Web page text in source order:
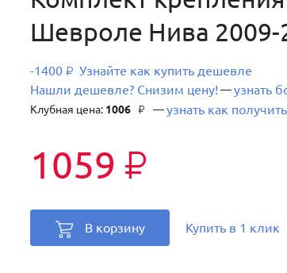
Шевроле Нива 2009-
-1400 ₽ Узнайте как купить дешевле
Нашли дешевле? Снизим цену! —узнать
Клубная цена: 1006 ₽ —узнать как получить
1059 ₽
В корзину Купить в 1 клик